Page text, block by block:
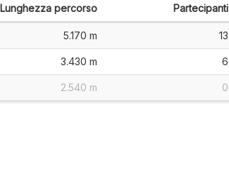
Lunghezza percorso Partecipanti
5.170 m 13
3.430 m 6
2.540 m 0